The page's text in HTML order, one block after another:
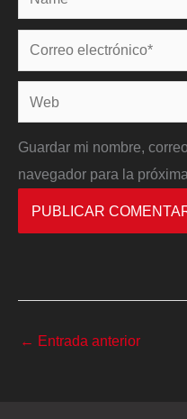
Correo
electrónico*
Web
Guardar mi nombre,
navegador para la
← Entrada anterior